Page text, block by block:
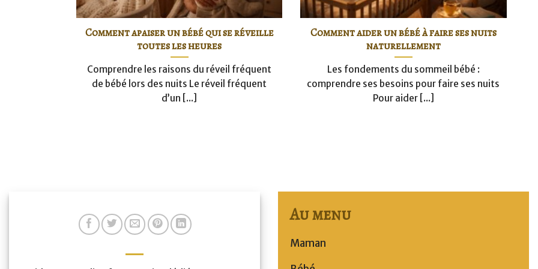
Comment apaiser un bébé qui se réveille
toutes les heures
Comprendre les raisons du réveil fréquent
de bébé lors des nuits Le réveil fréquent
d’un [...]
Comment aider un bébé à faire ses nuits
naturellement
Les fondements du sommeil bébé :
comprendre ses besoins pour faire ses nuits
Pour aider [...]
Au menu
Maman